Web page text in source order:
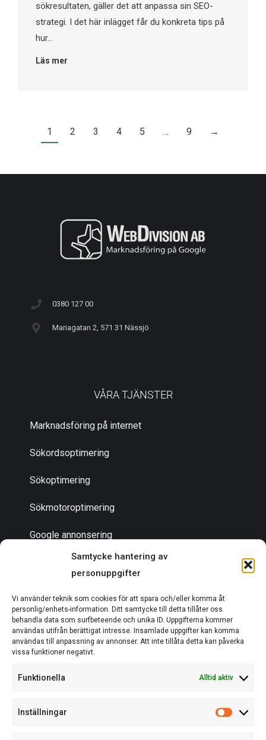
Samtycke hantering av
personuppgifter
Vi använder teknik som cookies för att spara och/eller komma åt
personlig/enhets-information. Ditt samtycke till detta tillåter oss
behandla data som surfbeteende och unika ID. Uppgifterna kommer
användas utifrån berättigat intresse. Insamlade uppgifter kan komma
användas till anpassning av annonser. Att inte tillåta detta kan påverka
vissa funktioner negativt.
Funktionella Alltid aktiv
Inställningar
sökresultaten, gäller det att anpassa sin SEO-
strategi. I det här inlägget får du konkreta tips på
hur…
Läs mer
1 2 3 4 5 … 9 →
0380 127 00
Mariagatan 2, 571 31 Nässjö
VÅRA TJÄNSTER
Marknadsföring på internet
Sökordsoptimering
Sökoptimering
Sökmotoroptimering
Google annonsering
Bli en partner
Om oss